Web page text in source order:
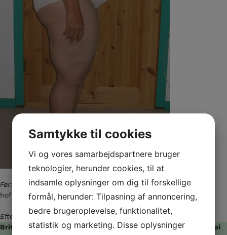
Før:
Læg mærke til nakken. Hun står fremadbøjet. Rotation i
hoften, så man kan se noget af venstre balde.
Efter:
Ingen rotation af hoften. Ryg og nakke mere lige.
Britt Kristiansen anbefaler SIT – Strukturel Integrations Terapi
Samtykke til cookies
Vi og vores samarbejdspartnere bruger
teknologier, herunder cookies, til at
indsamle oplysninger om dig til forskellige
formål, herunder: Tilpasning af annoncering,
bedre brugeroplevelse, funktionalitet,
statistik og marketing. Disse oplysninger